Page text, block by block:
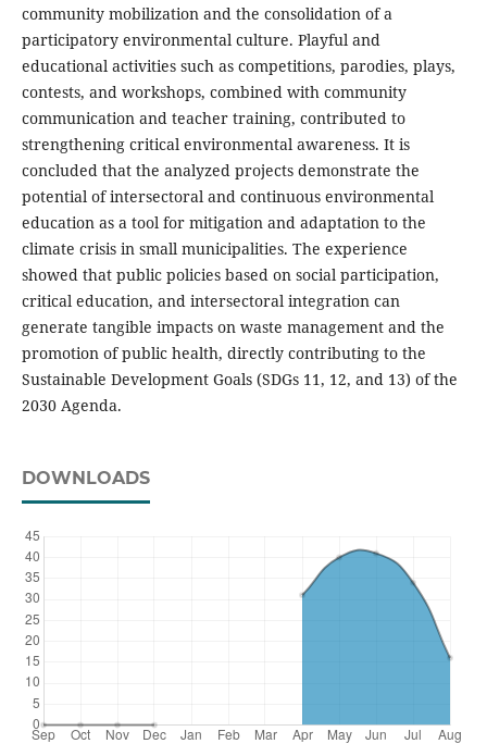
community mobilization and the consolidation of a
participatory environmental culture. Playful and
educational activities such as competitions, parodies, plays,
contests, and workshops, combined with community
communication and teacher training, contributed to
strengthening critical environmental awareness. It is
concluded that the analyzed projects demonstrate the
potential of intersectoral and continuous environmental
education as a tool for mitigation and adaptation to the
climate crisis in small municipalities. The experience
showed that public policies based on social participation,
critical education, and intersectoral integration can
generate tangible impacts on waste management and the
promotion of public health, directly contributing to the
Sustainable Development Goals (SDGs 11, 12, and 13) of the
2030 Agenda.
DOWNLOADS